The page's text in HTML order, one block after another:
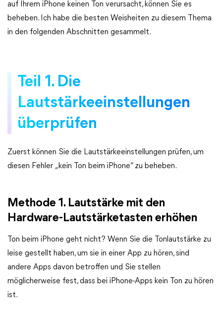
auf Ihrem iPhone keinen Ton verursacht, können Sie es
beheben. Ich habe die besten Weisheiten zu diesem Thema
in den folgenden Abschnitten gesammelt.
Teil 1. Die
Lautstärkeeinstellungen
überprüfen
Zuerst können Sie die Lautstärkeeinstellungen prüfen, um
diesen Fehler „kein Ton beim iPhone“ zu beheben.
Methode 1. Lautstärke mit den
Hardware-Lautstärketasten erhöhen
Ton beim iPhone geht nicht? Wenn Sie die Tonlautstärke zu
leise gestellt haben, um sie in einer App zu hören, sind
andere Apps davon betroffen und Sie stellen
möglicherweise fest, dass bei iPhone-Apps kein Ton zu hören
ist.